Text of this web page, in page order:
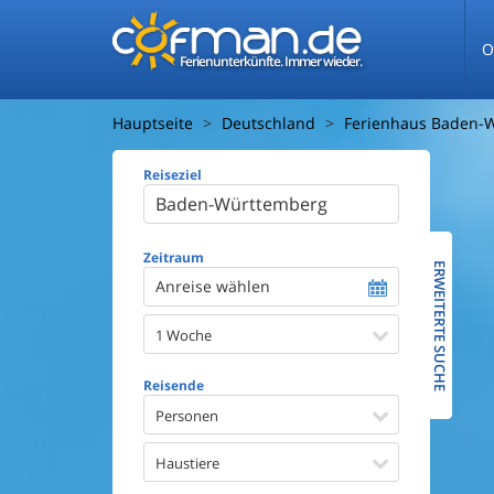
Ferienunterkünfte. Immer wieder.
Hauptseite Deutschland Ferienhaus Baden-
Reiseziel
Zeitraum
Anreise wählen
1 Woche
Reisende
Personen
Haustiere
Ausstattung
Whirlpool
ERWEITERTE SUCHE